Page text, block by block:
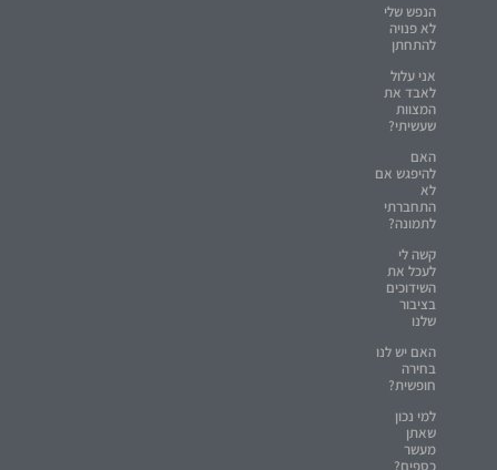
הנפש שלי
לא פנויה
להתחתן
אני עלול
לאבד את
המצוות
שעשיתי?
האם
להיפגש אם
לא
התחברתי
לתמונה?
קשה לי
לעכל את
השידוכים
בציבור
שלנו
האם יש לנו
בחירה
חופשית?
למי נכון
שאתן
מעשר
כספים?